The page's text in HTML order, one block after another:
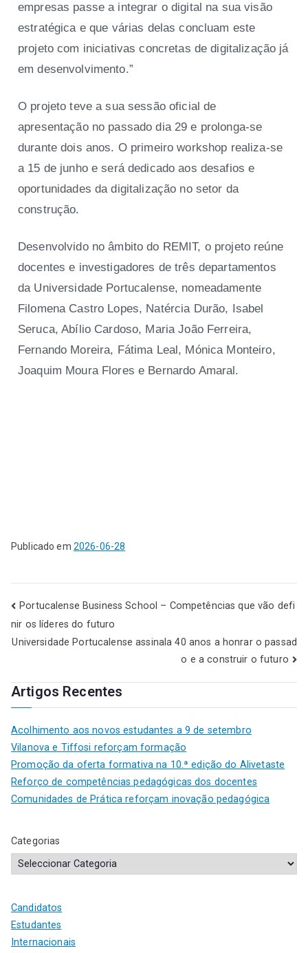
empresas passe a integrar o digital na sua visão
estratégica e que várias delas concluam este
projeto com iniciativas concretas de digitalização já
em desenvolvimento.”
O projeto teve a sua sessão oficial de
apresentação no passado dia 29 e prolonga-se
durante dois anos. O primeiro workshop realiza-se
a 15 de junho e será dedicado aos desafios e
oportunidades da digitalização no setor da
construção.
Desenvolvido no âmbito do REMIT, o projeto reúne
docentes e investigadores de três departamentos
da Universidade Portucalense, nomeadamente
Filomena Castro Lopes, Natércia Durão, Isabel
Seruca, Abílio Cardoso, Maria João Ferreira,
Fernando Moreira, Fátima Leal, Mónica Monteiro,
Joaquim Moura Flores e Bernardo Amaral.
Publicado em 2026-06-28
Portucalense Business School – Competências que vão defi
nir os líderes do futuro
Universidade Portucalense assinala 40 anos a honrar o passad
o e a construir o futuro
Artigos Recentes
Acolhimento aos novos estudantes a 9 de setembro
Vilanova e Tiffosi reforçam formação
Promoção da oferta formativa na 10.ª edição do Alivetaste
Reforço de competências pedagógicas dos docentes
Comunidades de Prática reforçam inovação pedagógica
Categorias
Candidatos
Estudantes
Internacionais